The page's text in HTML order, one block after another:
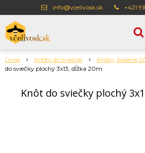
info@vcelivosk.sk +421
Úvod Knôty do sviečok Knôty, balenie
do sviečky plochý 3x13, dĺžka 20m
Knôt do sviečky plochý